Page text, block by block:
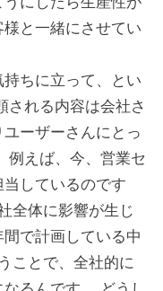
と一緒にさせてい
ちに立って、とい
される内容は会社さ
ーザーさんにとっ
例えば、今、営業セ
しているのです
全体に影響が生じ
で計画している中
ことで、全社的に